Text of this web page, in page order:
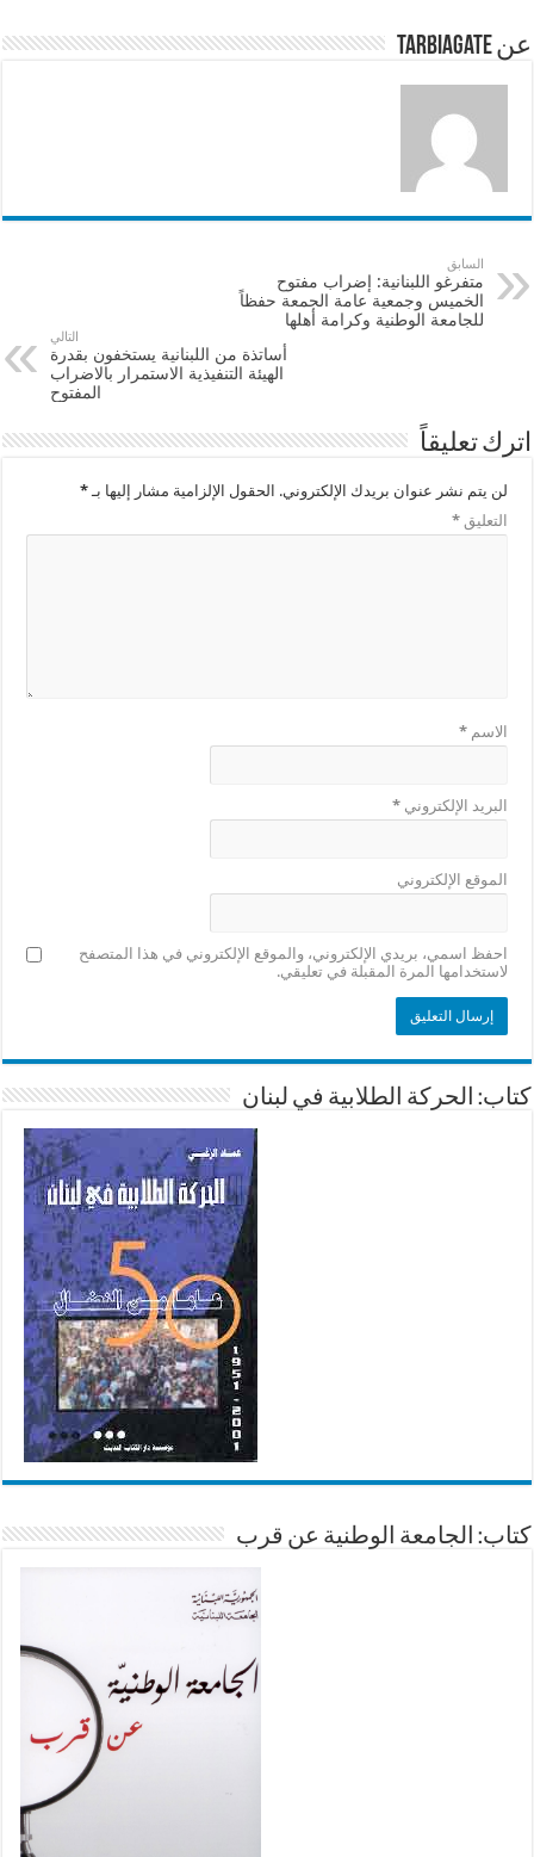
o
k
p
عن tarbiagate
السابق
متفرغو اللبنانية: إضراب مفتوح
الخميس وجمعية عامة الجمعة حفظاً
للجامعة الوطنية وكرامة أهلها
التالي
أساتذة من اللبنانية يستخفون بقدرة
الهيئة التنفيذية الاستمرار بالاضراب
المفتوح
اترك تعليقاً
لن يتم نشر عنوان بريدك الإلكتروني. الحقول الإلزامية مشار إليها بـ*
التعليق*
الاسم*
البريد الإلكتروني*
الموقع الإلكتروني
احفظ اسمي، بريدي الإلكتروني، والموقع الإلكتروني في هذا المتصفح
لاستخدامها المرة المقبلة في تعليقي.
كتاب: الحركة الطلابية في لبنان
كتاب: الجامعة الوطنية عن قرب